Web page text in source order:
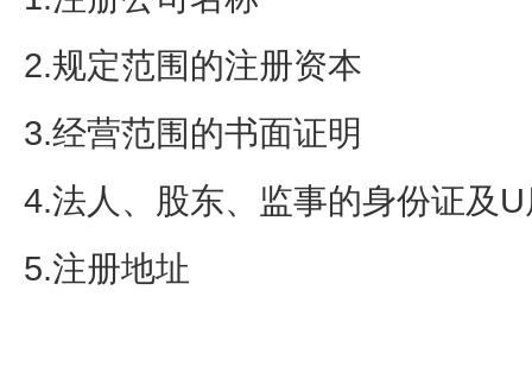
2.规定范围的注册资本
3.经营范围的书面证明
4.法人、股东、监事的身份证及
5.注册地址